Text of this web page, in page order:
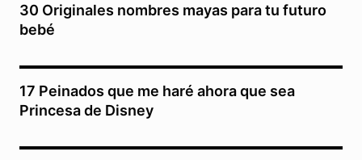
30 Originales nombres mayas para tu futuro
bebé
17 Peinados que me haré ahora que sea
Princesa de Disney